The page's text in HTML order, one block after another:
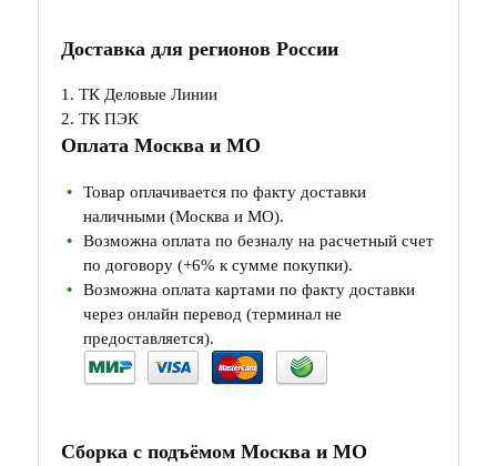
Доставка для регионов России
1. ТК Деловые Линии
2. ТК ПЭК
Оплата Москва и МО
Товар оплачивается по факту доставки
наличными (Москва и МО).
Возможна оплата по безналу на расчетный счет
по договору (+6% к сумме покупки).
Возможна оплата картами по факту доставки
через онлайн перевод (терминал не
предоставляется).
Сборка с подъёмом Москва и МО